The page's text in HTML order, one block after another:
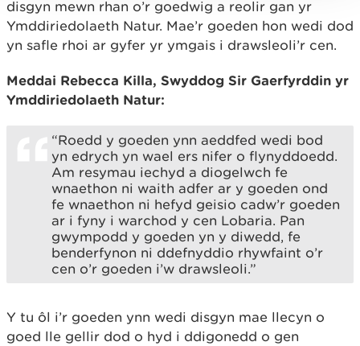
disgyn mewn rhan o’r goedwig a reolir gan yr
Ymddiriedolaeth Natur. Mae’r goeden hon wedi dod
yn safle rhoi ar gyfer yr ymgais i drawsleoli’r cen.
Meddai Rebecca Killa, Swyddog Sir Gaerfyrddin yr
Ymddiriedolaeth Natur:
“Roedd y goeden ynn aeddfed wedi bod
yn edrych yn wael ers nifer o flynyddoedd.
Am resymau iechyd a diogelwch fe
wnaethon ni waith adfer ar y goeden ond
fe wnaethon ni hefyd geisio cadw’r goeden
ar i fyny i warchod y cen Lobaria. Pan
gwympodd y goeden yn y diwedd, fe
benderfynon ni ddefnyddio rhywfaint o’r
cen o’r goeden i’w drawsleoli.”
Y tu ôl i’r goeden ynn wedi disgyn mae llecyn o
goed lle gellir dod o hyd i ddigonedd o gen